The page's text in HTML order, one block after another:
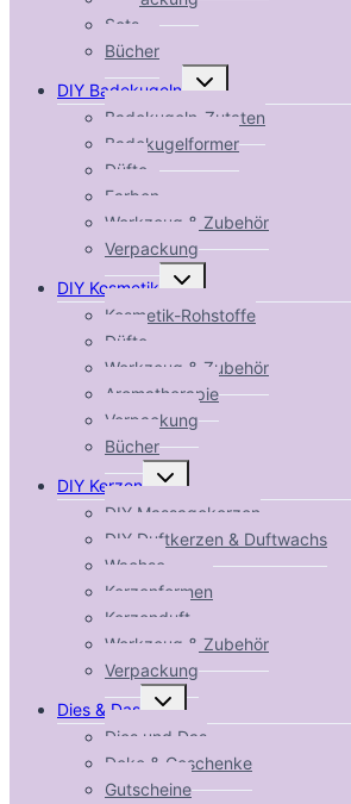
Sets
Bücher
DIY Badekugeln
Untermenü
umschalten
Badekugeln-Zutaten
Badekugelformer
Düfte
Farben
Werkzeug & Zubehör
Verpackung
DIY Kosmetik
Untermenü
umschalten
Kosmetik-Rohstoffe
Düfte
Werkzeug & Zubehör
Aromatherapie
Verpackung
Bücher
DIY Kerzen
Untermenü
umschalten
DIY Massagekerzen
DIY Duftkerzen & Duftwachs
Wachse
Kerzenformen
Kerzenduft
Werkzeug & Zubehör
Verpackung
Dies & Das
Untermenü
umschalten
Dies und Das
Deko & Geschenke
Gutscheine